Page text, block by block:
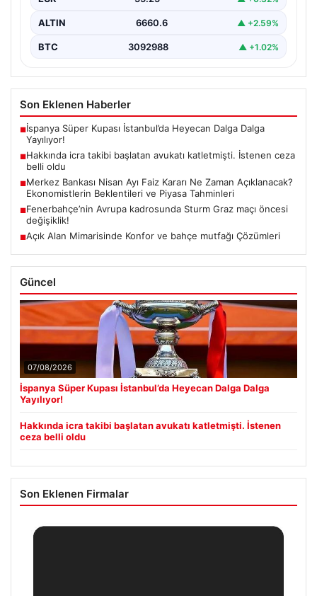
ALTIN 6660.6 ▲ +2.59%
BTC 3092988 ▲ +1.02%
Son Eklenen Haberler
■İspanya Süper Kupası İstanbul’da Heyecan Dalga Dalga
Yayılıyor!
■Hakkında icra takibi başlatan avukatı katletmişti. İstenen ceza
belli oldu
■Merkez Bankası Nisan Ayı Faiz Kararı Ne Zaman Açıklanacak?
Ekonomistlerin Beklentileri ve Piyasa Tahminleri
■Fenerbahçe’nin Avrupa kadrosunda Sturm Graz maçı öncesi
değişiklik!
■Açık Alan Mimarisinde Konfor ve bahçe mutfağı Çözümleri
Güncel
07/08/2026
İspanya Süper Kupası İstanbul’da Heyecan Dalga Dalga
Yayılıyor!
Hakkında icra takibi başlatan avukatı katletmişti. İstenen
ceza belli oldu
Son Eklenen Firmalar